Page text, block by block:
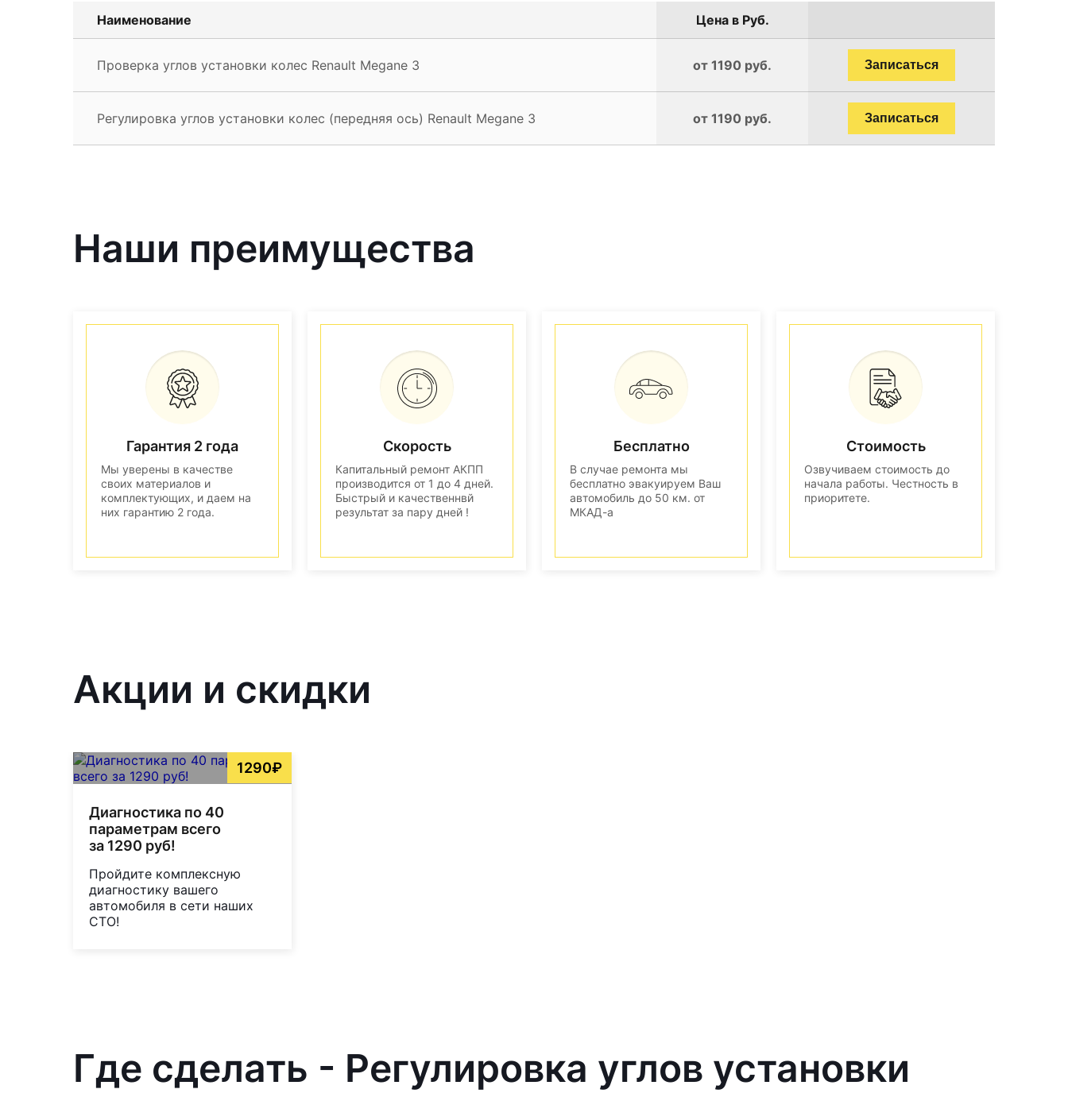
Наименование Цена в Руб.
Проверка углов установки колес Renault Megane 3 от 1190 руб. Записаться
Регулировка углов установки колес (передняя ось) Renault Megane 3 от 1190 руб. Записаться
Наши преимущества
Гарантия 2 года
Мы уверены в качестве
своих материалов и
комплектующих, и даем на
них гарантию 2 года.
Скорость
Капитальный ремонт АКПП
производится от 1 до 4 дней.
Быстрый и качественнвй
результат за пару дней !
Бесплатно
В случае ремонта мы
бесплатно эвакуируем Ваш
автомобиль до 50 км. от
МКАД-а
Стоимость
Озвучиваем стоимость до
начала работы. Честность в
приоритете.
Акции и скидки
1290₽
Диагностика по 40
параметрам всего
за 1290 руб!
Пройдите комплексную
диагностику вашего
автомобиля в сети наших
СТО!
Где сделать - Регулировка углов установки